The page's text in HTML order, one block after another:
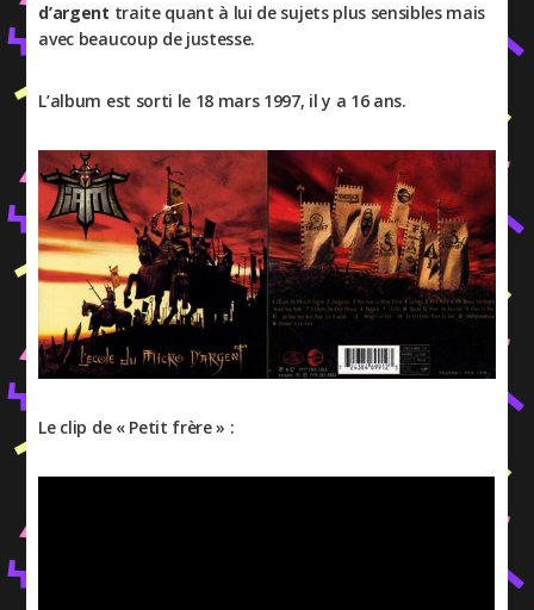
d’argent traite quant à lui de sujets plus sensibles mais
avec beaucoup de justesse.
L’album est sorti le 18 mars 1997, il y a 16 ans.
Le clip de « Petit frère » :